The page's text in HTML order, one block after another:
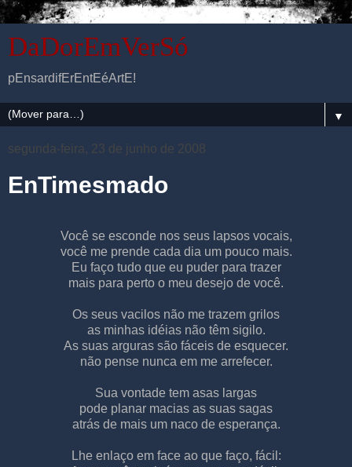
DaDorEmVerSó
pEnsardifErEntEéArtE!
▼
segunda-feira, 23 de junho de 2008
EnTimesmado
Você se esconde nos seus lapsos vocais,
você me prende cada dia um pouco mais.
Eu faço tudo que eu puder para trazer
mais para perto o meu desejo de você.
Os seus vacilos não me trazem grilos
as minhas idéias não têm sigilo.
As suas arguras são fáceis de esquecer.
não pense nunca em me arrefecer.
Sua vontade tem asas largas
pode planar macias as suas sagas
atrás de mais um naco de esperança.
Lhe enlaço em face ao que faço, fácil: